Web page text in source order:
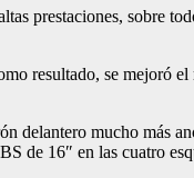
prestaciones, sobre
resultado, se mejoró
mucho más
de 16″ en las cuatro